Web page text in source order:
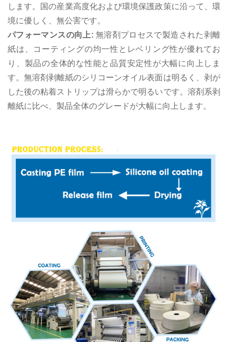
します。国の産業高度化および環境保護政策に沿って、環
境に優しく、無公害です。
パフォーマンスの向上: 無溶剤プロセスで製造された剥離
紙は、コーティングの均一性とレベリング性が優れてお
り、製品の全体的な性能と品質安定性が大幅に向上しま
す。無溶剤剥離紙のシリコーンオイル表面は明るく、剥が
した後の粘着ストリップは滑らかで明るいです。溶剤系剥
離紙に比べ、製品全体のグレードが大幅に向上します。